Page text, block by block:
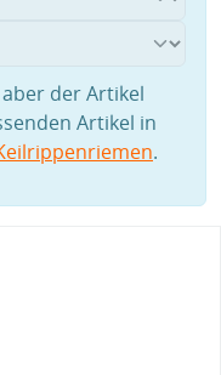
der Artikel
Artikel in
.